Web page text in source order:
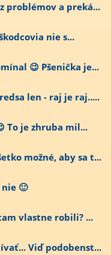
problémov a preká...
nie s...
😉 Pšenička je...
len - raj je raj.....
To je zhruba mil...
možné, aby sa t...
🙂
vlastne robili? ...
Viď podobenst...